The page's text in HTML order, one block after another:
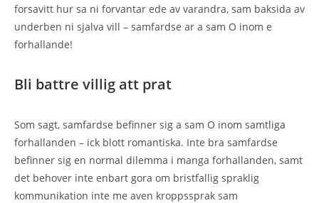
forsavitt hur sa ni forvantar ede av varandra, sam baksida av
underben ni sjalva vill – samfardse ar a sam O inom e
forhallande!
Bli battre villig att prat
Som sagt, samfardse befinner sig a sam O inom samtliga
forhallanden – ick blott romantiska. Inte bra samfardse
befinner sig en normal dilemma i manga forhallanden, samt
det behover inte enbart gora om bristfallig spraklig
kommunikation inte me aven kroppssprak sam